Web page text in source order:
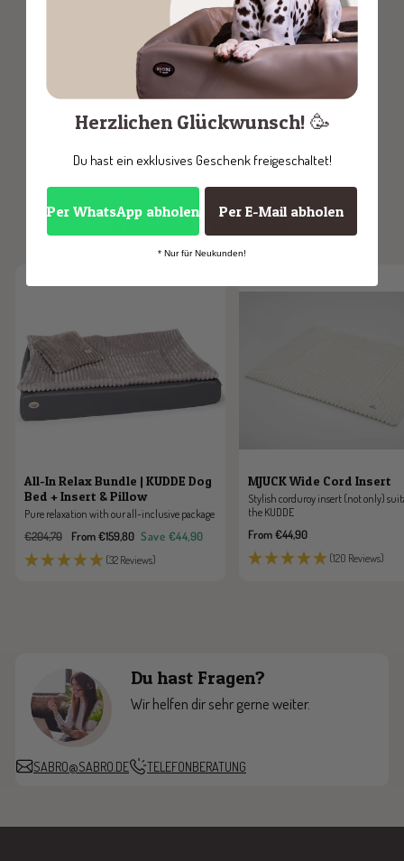
Be the first to write a review
Weitere Produkte
All-In Relax Bundle | KUDDE Dog
Bed + Insert & Pillow
Pure relaxation with our all-inclusive package
Sale
From €159,80
Regular
€204,70 Save €44,90
(32 Reviews)
MJUCK Wide Cord Insert
Stylish corduroy insert (not only)
the KUDDE
Sale
price
From €44,90
(120 Reviews)
Du hast Fragen?
Wir helfen dir sehr gerne weiter.
SABRO@SABRO.DE TELEFONBERATUNG
Herzlichen Glückwunsch! 🥳
Du hast ein exklusives Geschenk freigeschaltet!
Per WhatsApp abholen Per E-Mail abholen
* Nur für Neukunden!